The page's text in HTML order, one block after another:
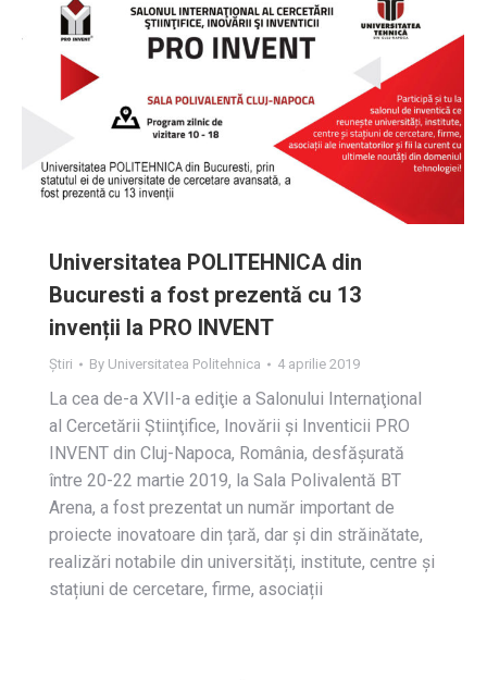
Universitatea POLITEHNICA din
Bucuresti a fost prezentă cu 13
invenții la PRO INVENT
Știri By Universitatea Politehnica 4 aprilie 2019
La cea de-a XVII-a ediţie a Salonului Internaţional
al Cercetării Ştiinţifice, Inovării şi Inventicii PRO
INVENT din Cluj-Napoca, România, desfăşurată
între 20-22 martie 2019, la Sala Polivalentă BT
Arena, a fost prezentat un număr important de
proiecte inovatoare din țară, dar și din străinătate,
realizări notabile din universități, institute, centre și
stațiuni de cercetare, firme, asociații